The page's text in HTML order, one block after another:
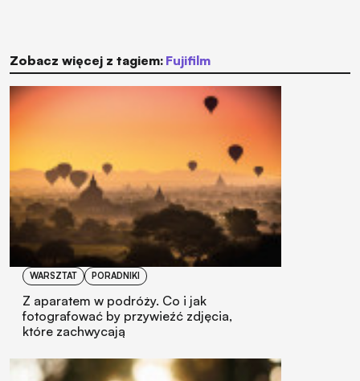
Zobacz więcej z tagiem: Fujifilm
WARSZTAT PORADNIKI
Z aparatem w podróży. Co i jak
fotografować by przywieźć zdjęcia,
które zachwycają